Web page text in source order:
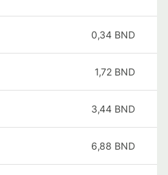
0,34 BND
1,72 BND
3,44 BND
6,88 BND